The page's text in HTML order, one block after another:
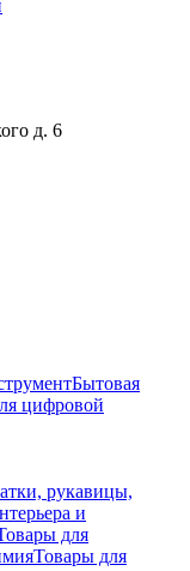
д. 6
Бытовая
цифровой
рукавицы,
и
для
Товары для